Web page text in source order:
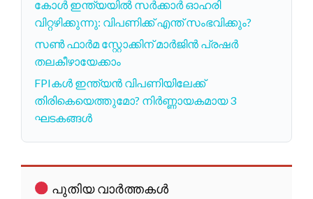
കോൾ ഇന്ത്യയിൽ സർക്കാർ ഓഹരി
വിറ്റഴിക്കുന്നു: വിപണിക്ക് എന്ത് സംഭവിക്കും?
സൺ ഫാർമ സ്റ്റോക്കിന് മാർജിൻ പ്രഷർ
തലകീഴായേക്കാം
FPIകൾ ഇന്ത്യൻ വിപണിയിലേക്ക്
തിരികെയെത്തുമോ? നിർണ്ണായകമായ 3
ഘടകങ്ങൾ
പുതിയ വാർത്തകൾ